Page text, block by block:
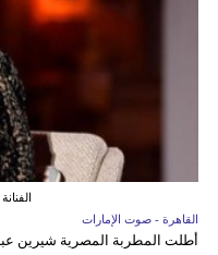
القاهرة - صوت الإمارات
أطلت المطربة المصرية شيرين